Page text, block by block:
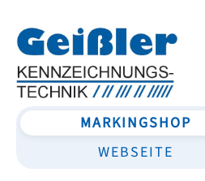
MARKINGSHOP
WEBSEITE